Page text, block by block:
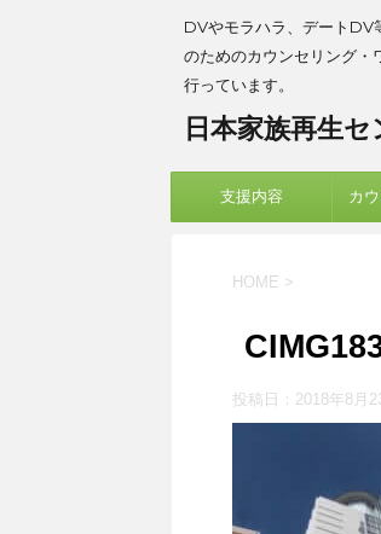
DVやモラハラ、デートDV
のためのカウンセリング・
行っています。
日本家族再生
支援内容 カ
HOME >
投稿日： 2018年8月